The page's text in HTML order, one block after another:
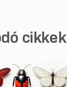
cikkek